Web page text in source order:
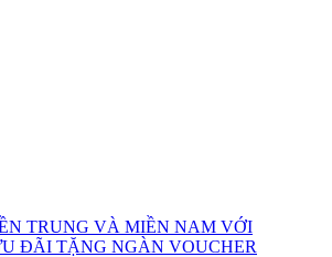
TRUNG VÀ MIỀN NAM VỚI
ĐÃI TẶNG NGÀN VOUCHER